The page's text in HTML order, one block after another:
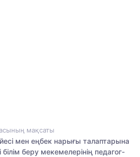
мақсаты
мен еңбек нарығы талаптарына
білім беру мекемелерінің педагог-